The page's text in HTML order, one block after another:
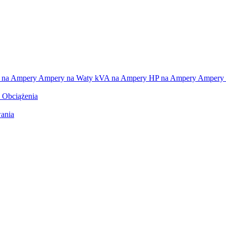
Ampery Ampery na Waty kVA na Ampery HP na Ampery Ampery